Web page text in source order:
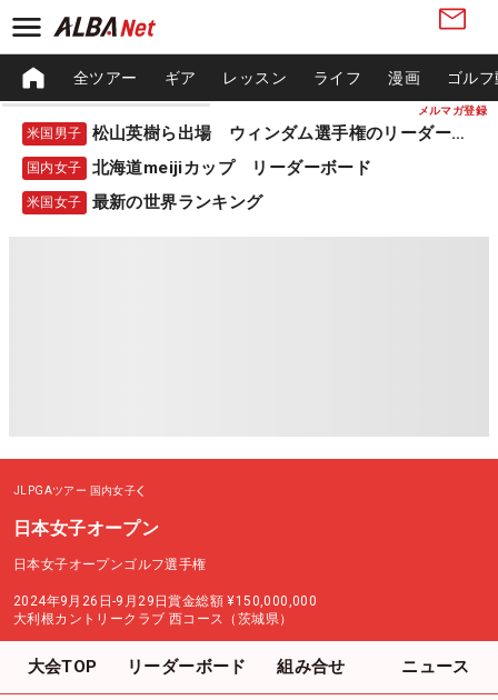
メルマガ登録
全ツアー ギア レッスン ライフ 漫画 ゴル
米国男子 松山英樹ら出場 ウィンダム選手権のリーダーボード
国内女子 北海道meijiカップ リーダーボード
米国女子 最新の世界ランキング
JLPGAツアー 国内女子
日本女子オープン
日本女子オープンゴルフ選手権
2024年9月26日-9月29日賞金総額 ¥150,000,000
大利根カントリークラブ 西コース（茨城県）
大会TOP リーダーボード 組み合せ ニュース